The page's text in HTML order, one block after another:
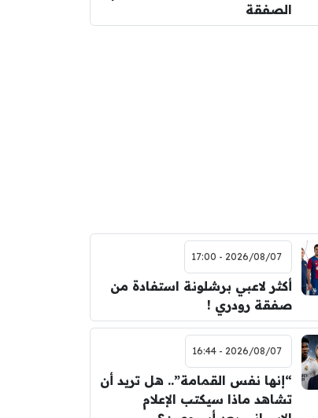
الصفقة
2026/08/07 - 17:00
أكثر لاعبي برشلونة استفادة من
صفقة رودري !
2026/08/07 - 16:44
“إنها نفس القمامة”.. هل تريد أن
تشاهد ماذا سيكتب الإعلام